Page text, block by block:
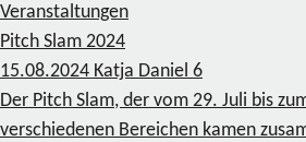
Veranstaltungen
Pitch Slam 2024
15.08.2024 Katja Daniel 6
Der Pitch Slam, der vom 29. Juli bis
verschiedenen Bereichen kamen